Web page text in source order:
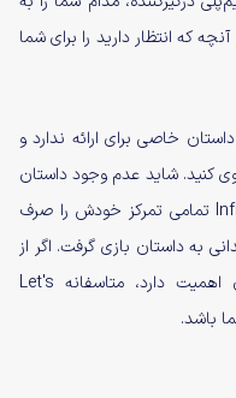
که انتظار دارید را برای شما
خاصی برای ارائه ندارد و
کنید. شاید عدم وجود داستان
کمی دلسرد کننده باشد اما Infinite Dreams تمامی تمرکز خودش را صرف
به داستان بازی گرفت. اگر از
جمله کسانی هستید که داستان برایتان اهمیت دارد، متاسفانه Let's